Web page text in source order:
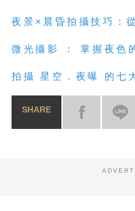
夜 景 ×晨昏拍攝技巧：
微光攝影 ： 掌握 夜色
拍攝 星空． 夜曝 的七
SHARE